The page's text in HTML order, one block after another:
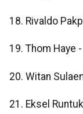
18. Rivaldo
19. Thom Haye
20. Witan
21. Eksel